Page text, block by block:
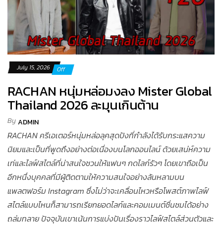
July 15, 2026 Off
RACHAN หนุ่มหล่อมงลง Mister Global
Thailand 2026 ละมุนเกินต้าน
ByADMIN
RACHAN ครีเอเตอร์หนุ่มหล่อลุคสุดปังที่กำลังได้รับกระแสความ
นิยมและเป็นที่พูดถึงอย่างต่อเนื่องบนโลกออนไลน์ ด้วยเสน่ห์ความ
เท่และไลฟ์สไตล์ที่น่าสนใจชวนให้แฟนๆ กดไลก์รัวๆ โดยเขาถือเป็น
อีกหนึ่งบุคคลที่มีผู้ติดตามให้ความสนใจอย่างล้นหลามบน
แพลตฟอร์ม Instagram ซึ่งไม่ว่าจะเคลื่อนไหวหรือโพสต์ภาพไลฟ์
สไตล์แบบไหนก็สามารถเรียกยอดไลก์และคอมเมนต์ชื่นชมได้อย่าง
ถล่มทลาย ปัจจุบันเขาเน้นการแบ่งปันเรื่องราวไลฟ์สไตล์ส่วนตัวและ